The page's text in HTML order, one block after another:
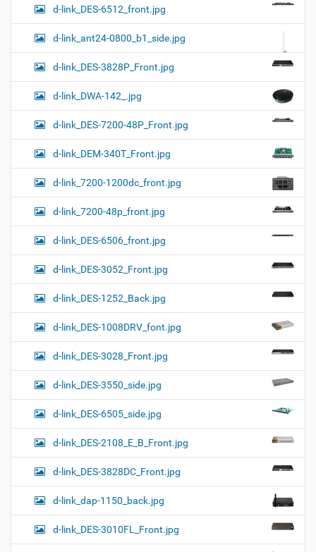
d-link_DES-6512_front.jpg
d-link_ant24-0800_b1_side.jpg
d-link_DES-3828P_Front.jpg
d-link_DWA-142_.jpg
d-link_DES-7200-48P_Front.jpg
d-link_DEM-340T_Front.jpg
d-link_7200-1200dc_front.jpg
d-link_7200-48p_front.jpg
d-link_DES-6506_front.jpg
d-link_DES-3052_Front.jpg
d-link_DES-1252_Back.jpg
d-link_DES-1008DRV_font.jpg
d-link_DES-3028_Front.jpg
d-link_DES-3550_side.jpg
d-link_DES-6505_side.jpg
d-link_DES-2108_E_B_Front.jpg
d-link_DES-3828DC_Front.jpg
d-link_dap-1150_back.jpg
d-link_DES-3010FL_Front.jpg